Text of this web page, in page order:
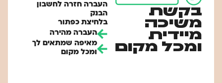
בקשת
משיכה
מיידית
ומכל מקום
העברה חזרה לחשבון
הבנק
בלחיצת כפתור
העברה מהירה
מאיפה שמתאים לך
ומכל מקום